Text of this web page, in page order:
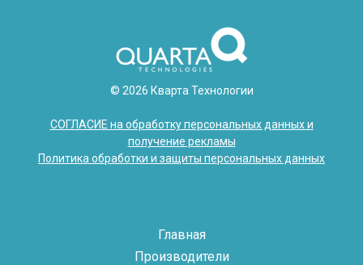
© 2026 Кварта Технологии
СОГЛАСИЕ на обработку персональных данных и
получение рекламы
Политика обработки и защиты персональных данных
Главная
Производители